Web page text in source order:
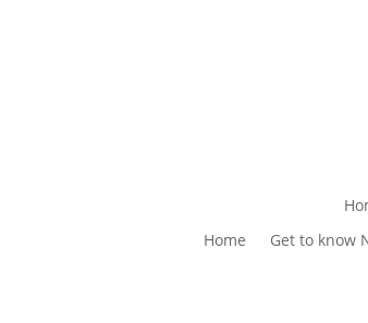
Home
Get to know